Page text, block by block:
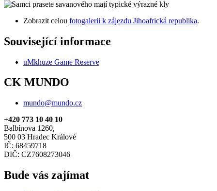
Zobrazit celou fotogalerii k zájezdu Jihoafrická republika.
Související informace
uMkhuze Game Reserve
CK MUNDO
mundo@mundo.cz
+420 773 10 40 10
Balbínova 1260,
500 03 Hradec Králové
IČ: 68459718
DIČ: CZ7608273046
Bude vás zajímat